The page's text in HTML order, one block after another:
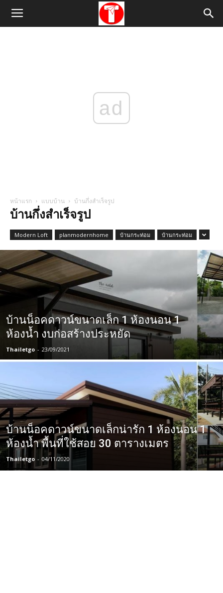
ad
หน้าแรก แบบบ้าน บ้านกึ่งสำเร็จรูป
บ้านกึ่งสำเร็จรูป
Modern Loft planmodernhome บ้านกระท่อม บ้านกระท่อม
บ้านน็อคดาวน์ขนาดเล็ก 1 ห้องนอน 1
ห้องน้ำ งบก่อสร้างประหยัด
Thailetgo - 23/09/2021
บ้านน็อคดาวน์ขนาดเล็กน่ารัก 1 ห้องนอน 1
ห้องน้ำ พื้นที่ใช้สอย 30 ตารางเมตร
Thailetgo - 04/11/2020